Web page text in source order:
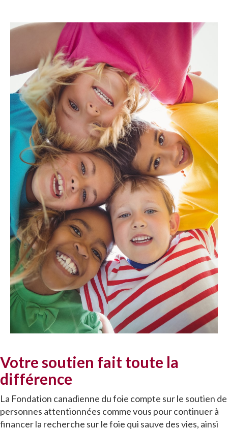
Votre soutien fait toute la
différence
La Fondation canadienne du foie compte sur le soutien de
personnes attentionnées comme vous pour continuer à
financer la recherche sur le foie qui sauve des vies, ainsi